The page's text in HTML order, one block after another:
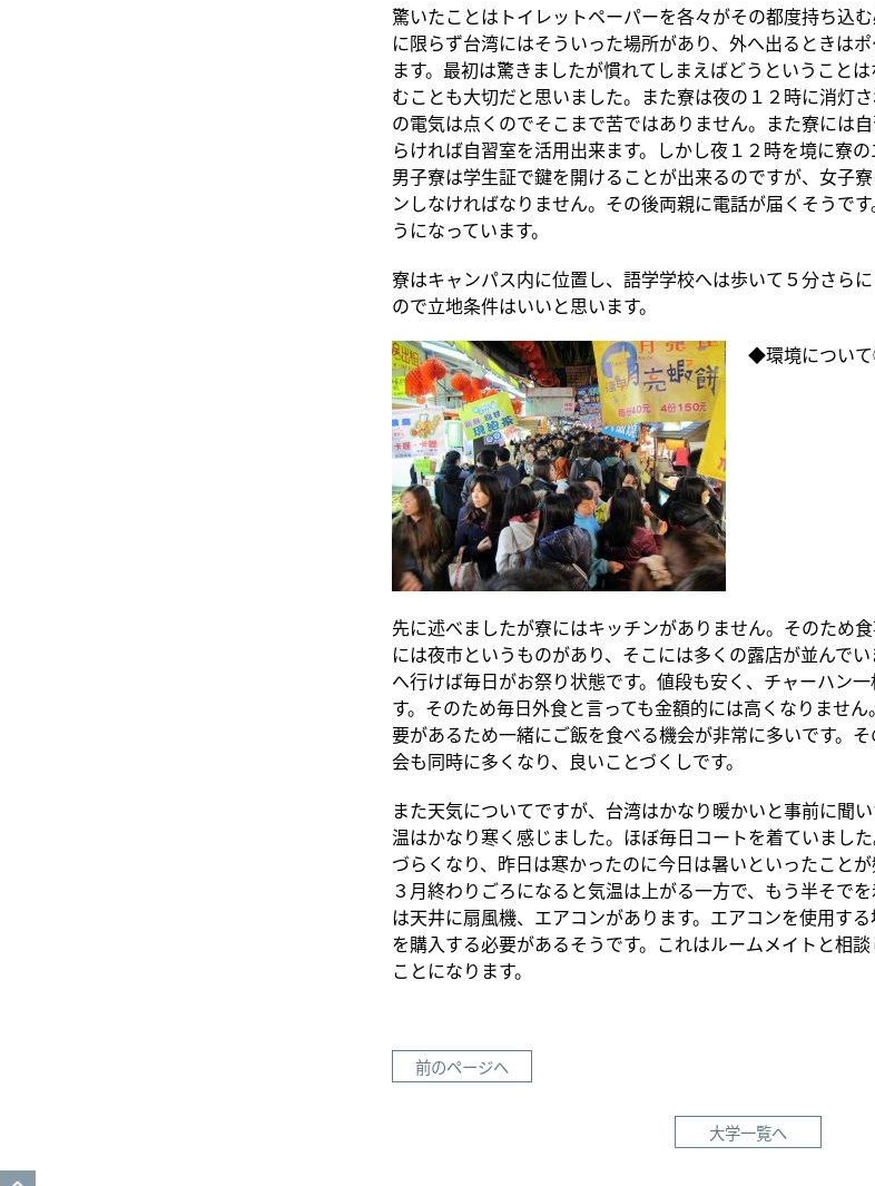
驚いたことはトイレットペーパーを各々がその都度持ち込
に限らず台湾にはそういった場所があり、外へ出るときは
ます。最初は驚きましたが慣れてしまえばどうということ
むことも大切だと思いました。また寮は夜の１２時に消灯
の電気は点くのでそこまで苦ではありません。また寮には
らければ自習室を活用出来ます。しかし夜１２時を境に寮の
男子寮は学生証で鍵を開けることが出来るのですが、女子
ンしなければなりません。その後両親に電話が届くそうで
うになっています。
寮はキャンパス内に位置し、語学学校へは歩いて５分さら
ので立地条件はいいと思います。
◆環境につい
先に述べましたが寮にはキッチンがありません。そのため
には夜市というものがあり、そこには多くの露店が並んで
へ行けば毎日がお祭り状態です。値段も安く、チャーハン
す。そのため毎日外食と言っても金額的には高くなりませ
要があるため一緒にご飯を食べる機会が非常に多いです。
会も同時に多くなり、良いことづくしです。
また天気についてですが、台湾はかなり暖かいと事前に聞
温はかなり寒く感じました。ほぼ毎日コートを着ていまし
づらくなり、昨日は寒かったのに今日は暑いといったこと
３月終わりごろになると気温は上がる一方で、もう半そで
は天井に扇風機、エアコンがあります。エアコンを使用す
を購入する必要があるそうです。これはルームメイトと相
ことになります。
前のページへ
大学一覧へ